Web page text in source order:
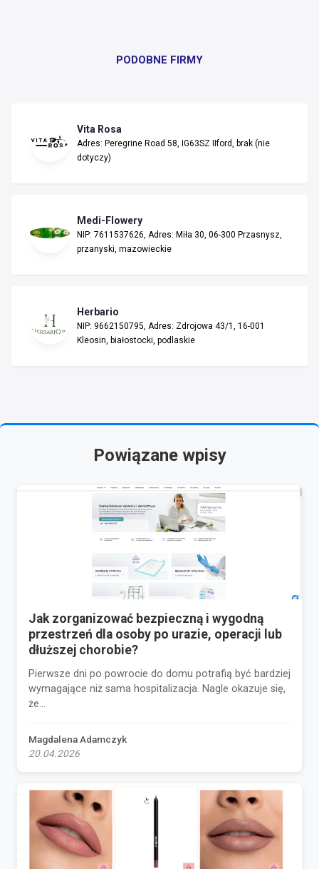
PODOBNE FIRMY
Vita Rosa
Adres: Peregrine Road 58, IG63SZ IIford, brak (nie
dotyczy)
Medi-Flowery
NIP: 7611537626, Adres: Miła 30, 06-300 Przasnysz,
przanyski, mazowieckie
Herbario
NIP: 9662150795, Adres: Zdrojowa 43/1, 16-001
Kleosin, białostocki, podlaskie
Powiązane wpisy
Jak zorganizować bezpieczną i wygodną
przestrzeń dla osoby po urazie, operacji lub
dłuższej chorobie?
Pierwsze dni po powrocie do domu potrafią być bardziej
wymagające niż sama hospitalizacja. Nagle okazuje się,
że...
Magdalena Adamczyk
20.04.2026